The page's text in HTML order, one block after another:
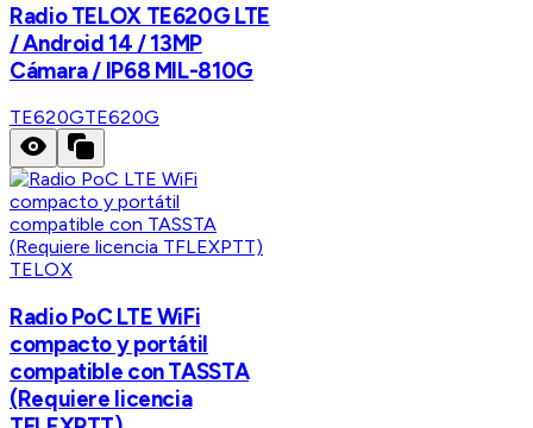
Radio TELOX TE620G LTE
/ Android 14 / 13MP
Cámara / IP68 MIL-810G
TE620GTE620G
TELOX
Radio PoC LTE WiFi
compacto y portátil
compatible con TASSTA
(Requiere licencia